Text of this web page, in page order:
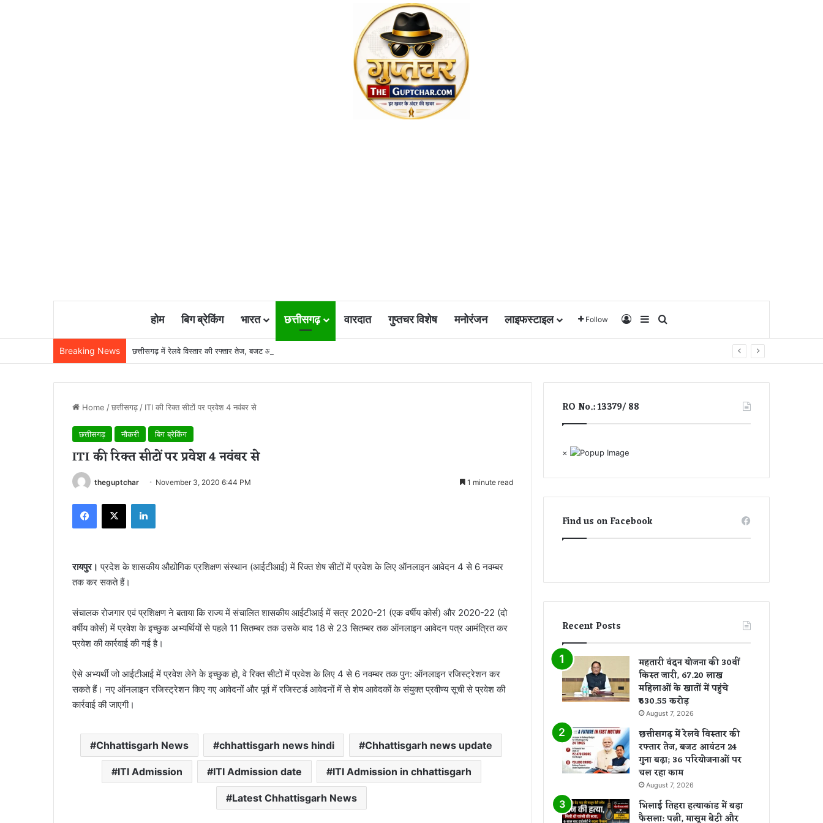
होम बिग ब्रेकिंग भारत छत्तीसगढ़ वारदात गुप्तचर विशेष मनोरंजन लाइफस्टाइल Follow Log InSidebar
Breaking News छत्तीसगढ़ में रेलवे विस्तार की रफ्तार तेज, बजट आवंटन 24 गुना बढ़ा; 36 परियोजनाओं पर चल रहा काम
Home /छत्तीसगढ़ / ITI की रिक्त सीटों पर प्रवेश 4 नवंबर से
छत्तीसगढ़ नौकरी बिग ब्रेकिंग
ITI की रिक्त सीटों पर प्रवेश 4 नवंबर से
theguptchar November 3, 2020 6:44 PM 1 minute read
रायपुर। प्रदेश के शासकीय औद्योगिक प्रशिक्षण संस्थान (आईटीआई) में रिक्त शेष सीटों में प्रवेश के लिए ऑनलाइन आवेदन 4 से 6 नवम्बर
तक कर सकते हैं।
संचालक रोजगार एवं प्रशिक्षण ने बताया कि राज्य में संचालित शासकीय आईटीआई में सत्र 2020-21 (एक वर्षीय कोर्स) और 2020-22 (दो
वर्षीय कोर्स) में प्रवेश के इच्छुक अभ्यर्थियों से पहले 11 सितम्बर तक उसके बाद 18 से 23 सितम्बर तक ऑनलाइन आवेदन पत्र आमंत्रित कर
प्रवेश की कार्रवाई की गई है।
ऐसे अभ्यर्थी जो आईटीआई में प्रवेश लेने के इच्छुक हो, वे रिक्त सीटों में प्रवेश के लिए 4 से 6 नवम्बर तक पुन: ऑनलाइन रजिस्ट्रेशन कर
सकते हैं। नए ऑनलाइन रजिस्ट्रेशन किए गए आवेदनों और पूर्व में रजिस्टर्ड आवेदनों में से शेष आवेदकों के संयुक्त प्रवीण्य सूची से प्रवेश की
कार्रवाई की जाएगी।
Chhattisgarh News chhattisgarh news hindi Chhattisgarh news update
ITI Admission ITI Admission date ITI Admission in chhattisgarh
Latest Chhattisgarh News
RO No.: 13379/ 88
×
Find us on Facebook
Recent Posts
महतारी वंदन योजना की 30वीं
किस्त जारी, 67.20 लाख
महिलाओं के खातों में पहुंचे
₹630.55 करोड़
August 7, 2026
छत्तीसगढ़ में रेलवे विस्तार की
रफ्तार तेज, बजट आवंटन 24
गुना बढ़ा; 36 परियोजनाओं पर
चल रहा काम
August 7, 2026
भिलाई तिहरा हत्याकांड में बड़ा
फैसला: पत्नी, मासूम बेटी और